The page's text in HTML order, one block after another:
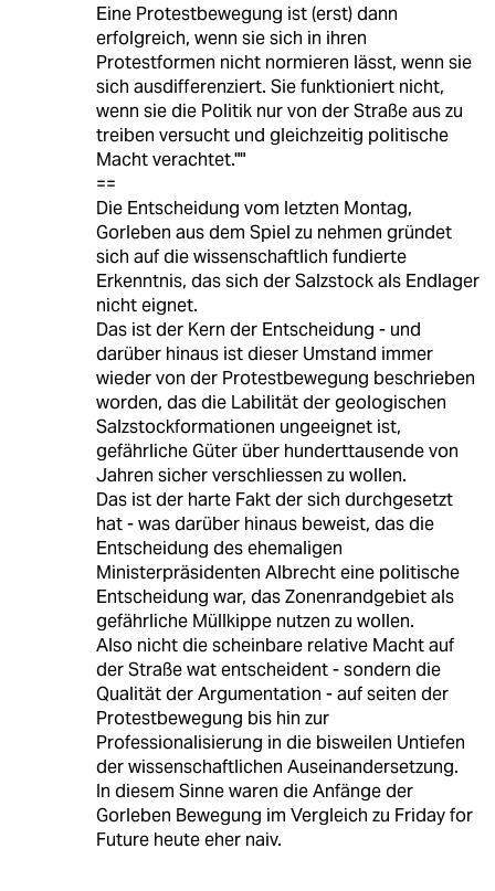
Eine Protestbewegung ist (erst) dann
erfolgreich, wenn sie sich in ihren
Protestformen nicht normieren lässt, wenn sie
sich ausdifferenziert. Sie funktioniert nicht,
wenn sie die Politik nur von der Straße aus zu
treiben versucht und gleichzeitig politische
Macht verachtet.""
==
Die Entscheidung vom letzten Montag,
Gorleben aus dem Spiel zu nehmen gründet
sich auf die wissenschaftlich fundierte
Erkenntnis, das sich der Salzstock als Endlager
nicht eignet.
Das ist der Kern der Entscheidung - und
darüber hinaus ist dieser Umstand immer
wieder von der Protestbewegung beschrieben
worden, das die Labilität der geologischen
Salzstockformationen ungeeignet ist,
gefährliche Güter über hunderttausende von
Jahren sicher verschliessen zu wollen.
Das ist der harte Fakt der sich durchgesetzt
hat - was darüber hinaus beweist, das die
Entscheidung des ehemaligen
Ministerpräsidenten Albrecht eine politische
Entscheidung war, das Zonenrandgebiet als
gefährliche Müllkippe nutzen zu wollen.
Also nicht die scheinbare relative Macht auf
der Straße wat entscheident - sondern die
Qualität der Argumentation - auf seiten der
Protestbewegung bis hin zur
Professionalisierung in die bisweilen Untiefen
der wissenschaftlichen Auseinandersetzung.
In diesem Sinne waren die Anfänge der
Gorleben Bewegung im Vergleich zu Friday for
Future heute eher naiv.